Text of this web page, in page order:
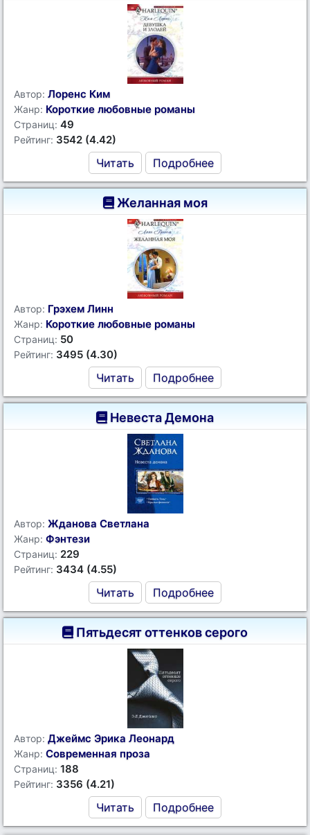
Автор: Лоренс Ким
Жанр: Короткие любовные романы
Страниц: 49
Рейтинг: 3542 (4.42)
Читать Подробнее
Желанная моя
Автор: Грэхем Линн
Жанр: Короткие любовные романы
Страниц: 50
Рейтинг: 3495 (4.30)
Читать Подробнее
Невеста Демона
Автор: Жданова Светлана
Жанр: Фэнтези
Страниц: 229
Рейтинг: 3434 (4.55)
Читать Подробнее
Пятьдесят оттенков серого
Автор: Джеймс Эрика Леонард
Жанр: Современная проза
Страниц: 188
Рейтинг: 3356 (4.21)
Читать Подробнее